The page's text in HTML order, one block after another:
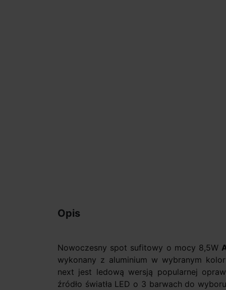
Opis
Nowoczesny spot sufitowy o mocy 8,5W
wykonany z aluminium w wybranym
next jest ledową wersją popularnej
źródło światła LED o 3 barwach do